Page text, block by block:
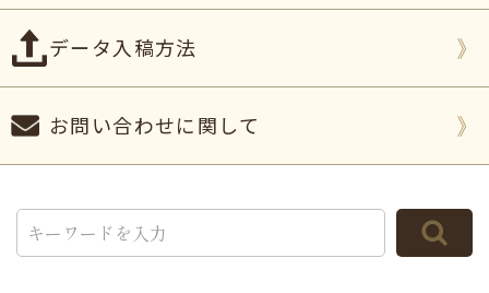
データ入稿方法
お問い合わせに関して